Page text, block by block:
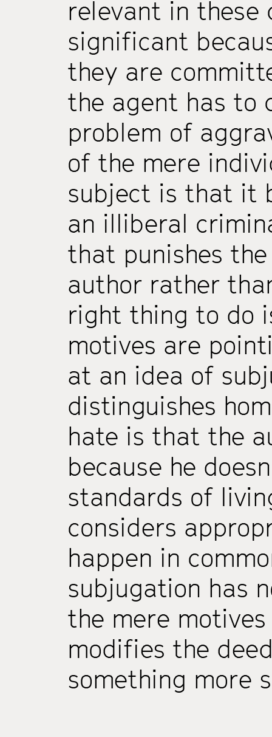
relevant in these
significant
they are
the agent has to
problem of
of the mere
subject is that it
an illiberal
that punishes
author rather
right thing to do
motives are
at an idea of
distinguishes
hate is that the
because he
standards of
considers
happen in
subjugation has
the mere
modifies the
something more